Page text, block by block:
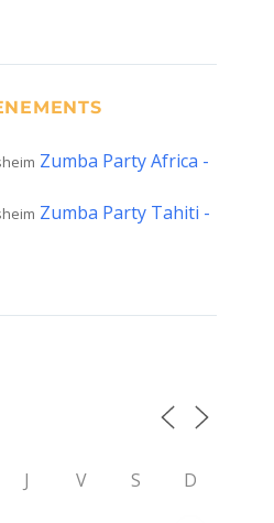
Zumba Party Africa -
Zumba Party Tahiti -
J V S D